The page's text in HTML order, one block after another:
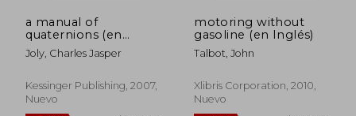
a manual of
quaternions (en
Inglés)
Joly, Charles Jasper
Kessinger Publishing, 2007,
Nuevo
motoring without
gasoline (en Inglés)
Talbot, John
Xlibris Corporation, 2010,
Nuevo